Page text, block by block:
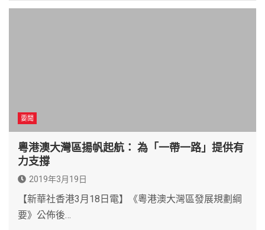
要聞
粵港澳大灣區揚帆起航： 為「一帶一路」提供有
力支撐
2019年3月19日
【新華社香港3月18日電】《粵港澳大灣區發展規劃綱
要》公佈後…